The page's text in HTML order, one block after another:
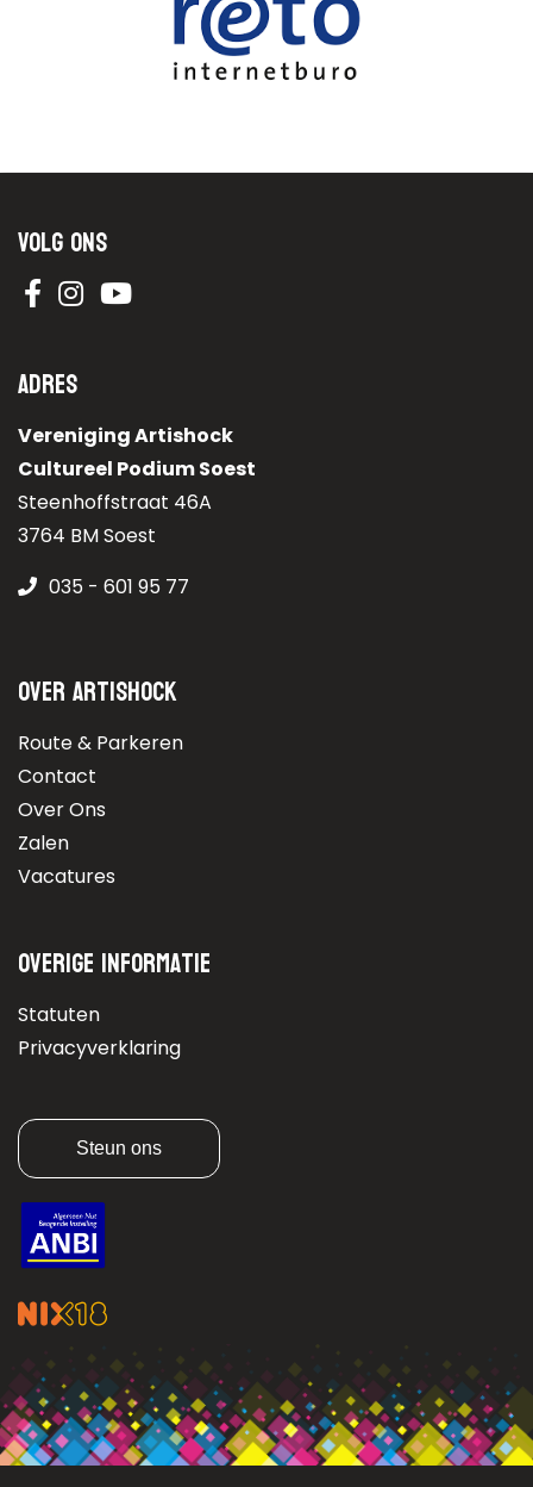
Volg ons
Adres
Vereniging Artishock
Cultureel Podium Soest
Steenhoffstraat 46A
3764 BM Soest
035 - 601 95 77
Over Artishock
Route & Parkeren
Contact
Over Ons
Zalen
Vacatures
Overige informatie
Statuten
Privacyverklaring
Steun ons